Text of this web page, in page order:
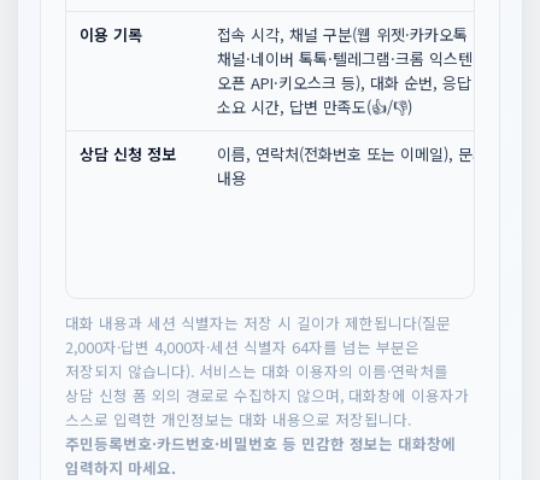
이용 기록
접속 시각, 채널 구분(웹 위젯·카카오톡
채널·네이버 톡톡·텔레그램·크롬 익스텐션·
오픈 API·키오스크 등), 대화 순번, 응답
소요 시간, 답변 만족도(👍/👎)
상담 신청 정보
이름, 연락처(전화번호 또는 이메일), 문의
내용
대화 내용과 세션 식별자는 저장 시 길이가 제한됩니다(질문
2,000자·답변 4,000자·세션 식별자 64자를 넘는 부분은
저장되지 않습니다). 서비스는 대화 이용자의 이름·연락처를
상담 신청 폼 외의 경로로 수집하지 않으며, 대화창에 이용자가
스스로 입력한 개인정보는 대화 내용으로 저장됩니다.
주민등록번호·카드번호·비밀번호 등 민감한 정보는 대화창에
입력하지 마세요.